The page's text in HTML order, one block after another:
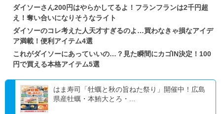
ダイソーさん200円はやらかしてるよ！フランフランは2千円超
え！奪い合いになりそうなライト
ダイソーのコレ考えた人天才すぎるのよ…買わなきゃ損なアイデ
ア満載！便利アイテム4選
これがダイソーにあっていいの…？見た瞬間にカゴIN決定！100
円で買える本格アイテム5選
はま寿司「牡蠣と秋の旨ねた祭り」開催中！広島
県産牡蠣・本鮪大とろ・...